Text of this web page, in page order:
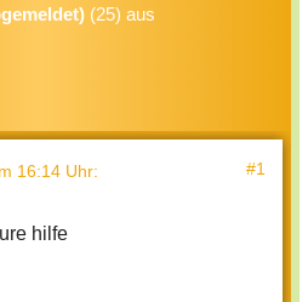
(25) aus
16:14 Uhr: #1
hilfe